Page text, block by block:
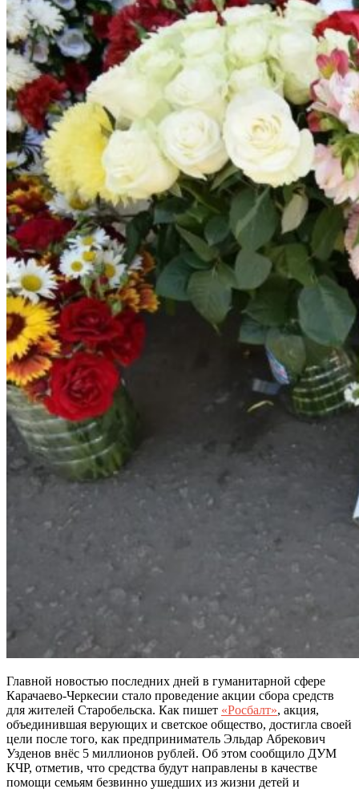
Главной новостью последних дней в гуманитарной сфере
Карачаево-Черкесии стало проведение акции сбора средств
для жителей Старобельска. Как пишет «Росбалт», акция,
объединившая верующих и светское общество, достигла своей
цели после того, как предприниматель Эльдар Абрекович
Узденов внёс 5 миллионов рублей. Об этом сообщило ДУМ
КЧР, отметив, что средства будут направлены в качестве
помощи семьям безвинно ушедших из жизни детей и